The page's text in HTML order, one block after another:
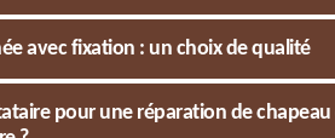
avec fixation : un choix de qualité
pour une réparation de chapeau